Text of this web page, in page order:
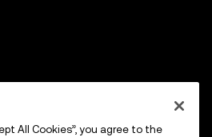
All Cookies”, you agree to the